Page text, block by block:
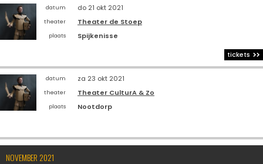
datum do 21 okt 2021
theater Theater de Stoep
plaats
Spijkenisse
tickets
datum za 23 okt 2021
theater Theater CulturA & Zo
plaats Nootdorp
NOVEMBER 2021